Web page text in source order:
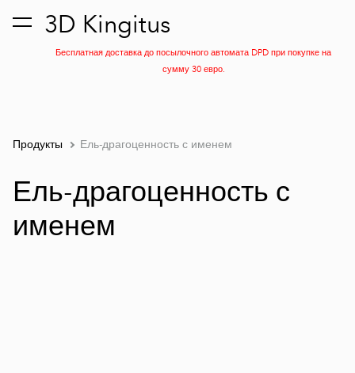
3D Kingitus
Бесплатная доставка до посылочного автомата DPD при покупке на
сумму 30 евро.
был добавлен в
корзину.
Просмотр корзины
Продукты Ель-драгоценность с именем
Ель-драгоценность с
именем